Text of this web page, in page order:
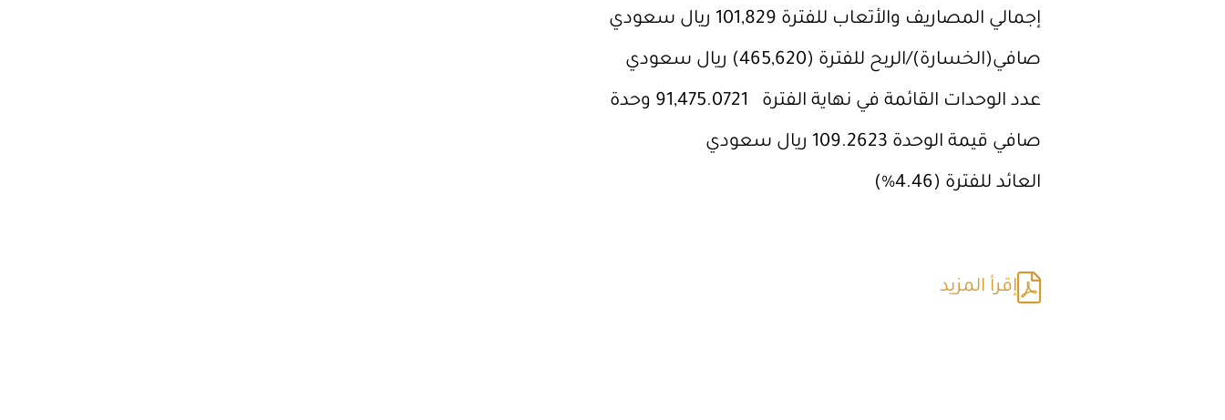
إجمالي المصاريف والأتعاب للفترة 101,829 ريال سعودي
صافي(الخسارة)/الربح للفترة (465,620) ريال سعودي
عدد الوحدات القائمة في نهاية الفترة 91,475.0721 وحدة
صافي قيمة الوحدة 109.2623 ريال سعودي
العائد للفترة (4.46%)
إقرأ المزيد